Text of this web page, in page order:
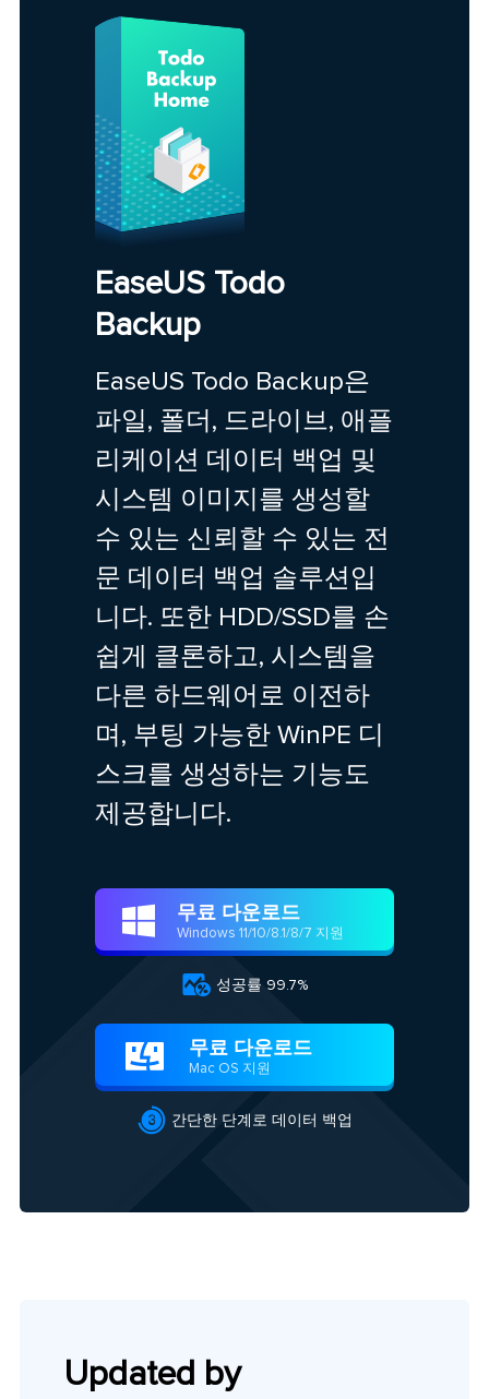
EaseUS Todo
Backup
EaseUS Todo Backup은
파일, 폴더, 드라이브, 애플
리케이션 데이터 백업 및
시스템 이미지를 생성할
수 있는 신뢰할 수 있는 전
문 데이터 백업 솔루션입
니다. 또한 HDD/SSD를 손
쉽게 클론하고, 시스템을
다른 하드웨어로 이전하
며, 부팅 가능한 WinPE 디
스크를 생성하는 기능도
제공합니다.
 무료 다운로드
Windows 11/10/8.1/8/7 지원
 성공률 99.7%
 무료 다운로드
Mac OS 지원
 간단한 단계로 데이터 백업
Updated by